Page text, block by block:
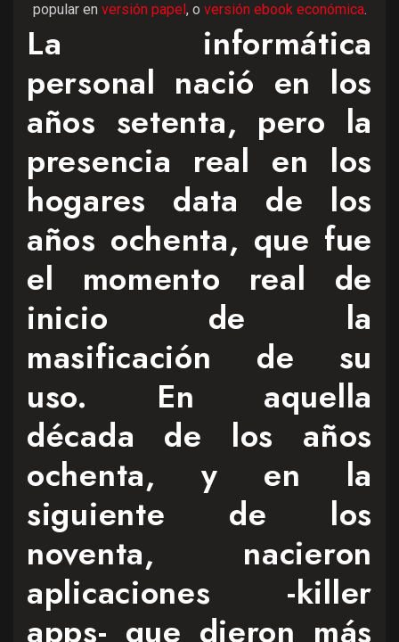
popular en versión papel, o versión ebook económica.
La informática
personal nació en los
años setenta, pero la
presencia real en los
hogares data de los
años ochenta, que fue
el momento real de
inicio de la
masificación de su
uso. En aquella
década de los años
ochenta, y en la
siguiente de los
noventa, nacieron
aplicaciones -killer
apps- que dieron más